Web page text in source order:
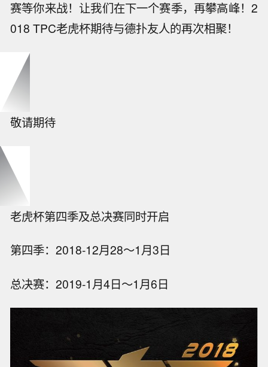
赛等你来战！让我们在下一个赛季，再攀高峰！2
018 TPC老虎杯期待与德扑友人的再次相聚！
敬请期待
老虎杯第四季及总决赛同时开启
第四季：2018-12月28～1月3日
总决赛：2019-1月4日～1月6日